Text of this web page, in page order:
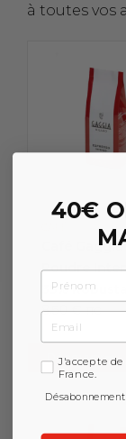
à toutes vos
Café
Poudre
35%
8,50€ TTC
Découvrir
40€
Prénom
Email
GDPRJ'accepte
France.